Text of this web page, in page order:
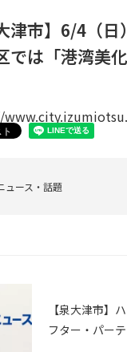
津市】6/4（
では「港湾美
ュース・話題
【泉大津市】
フター・パー